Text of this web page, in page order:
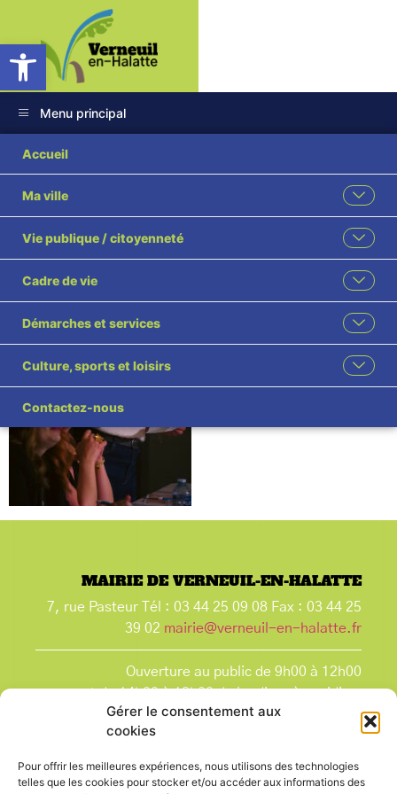
Ouvrir la barre d’outils
Gérer le consentement aux
cookies
Pour offrir les meilleures expériences, nous utilisons des technologies
telles que les cookies pour stocker et/ou accéder aux informations des
Menu principal
Accueil
Ma ville
Vie publique / citoyenneté
Cadre de vie
Démarches et services
Culture, sports et loisirs
Contactez-nous
Miss Verneuil 2026-
266
MAIRIE DE VERNEUIL-EN-HALATTE
7, rue Pasteur Tél : 03 44 25 09 08 Fax : 03 44 25
39 02 mairie@verneuil-en-halatte.fr
Ouverture au public de 9h00 à 12h00
et de 14h00 à 18h00 du lundi après-midi au
vendredi,
et le samedi de 9h00 à 12h00.
que les jours fériés.